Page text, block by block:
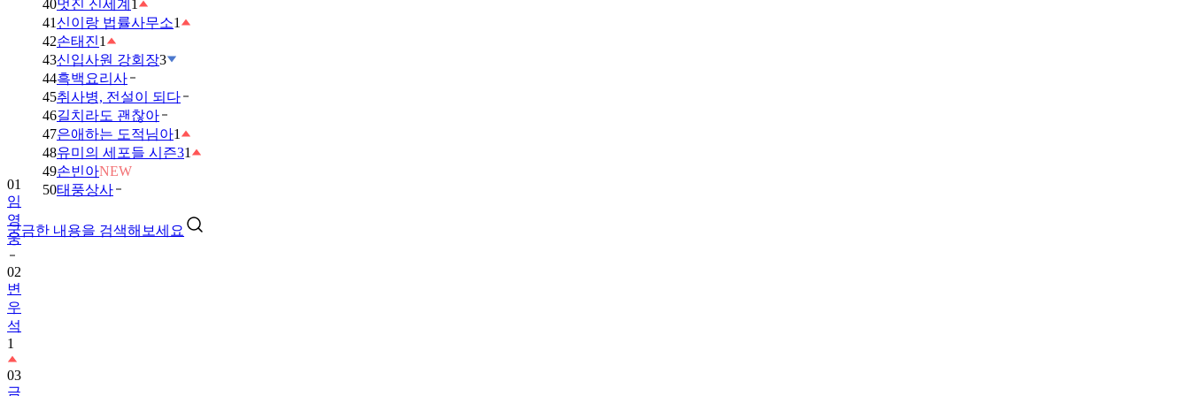
40멋진 신세계 1
41 신이랑 법률사무소1
42손태진1
43신입사원 강회장3
44흑백요리사
45취사병, 전설이 되다
46길치라도 괜찮아
47은애하는 도적님아1
48유미의 세포들 시즌31
49손빈아NEW
50태풍상사
궁금한 내용을 검색해보세요
01
임
영
웅
02
변
우
석
1
03
금